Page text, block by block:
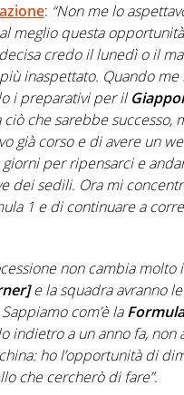
: “Non me lo
meglio questa
credo il lunedì o il
inaspettato. Quando me
i preparativi per il
che sarebbe successo,
già corso e di avere un
per ripensarci e
sedili. Ora mi
1 e di continuare a
non cambia
e la squadra avranno
com’è la
indietro a un anno fa, non
ho l’opportunità di
che cercherò di fare”.